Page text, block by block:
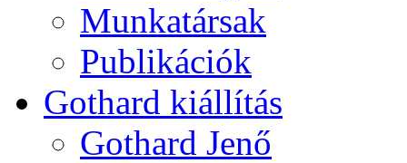
Mun­ka­tár­sak
Pub­li­ká­ci­ók
Got­hard ki­ál­lí­tás
Got­hard Je­nő